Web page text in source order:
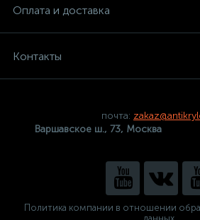
Оплата и доставка
Контакты
почта:
Варшавское ш., 73, Москва
Политика компании в отношении